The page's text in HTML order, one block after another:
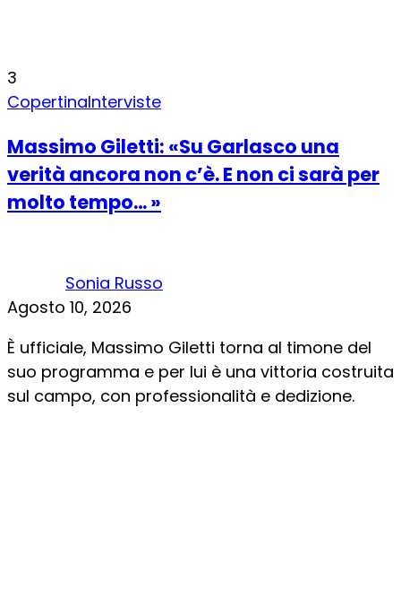
3
CopertinaInterviste
Massimo Giletti: «Su Garlasco una
verità ancora non c’è. E non ci sarà per
molto tempo… »
Sonia Russo
Agosto 10, 2026
È ufficiale, Massimo Giletti torna al timone del
suo programma e per lui è una vittoria costruita
sul campo, con professionalità e dedizione.